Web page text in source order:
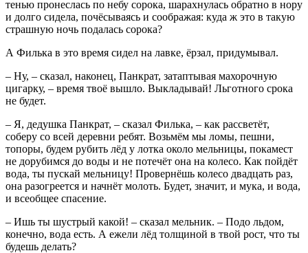
тенью пронеслась по небу сорока, шарахнулась обратно в нору
и долго сидела, почёсываясь и соображая: куда ж это в такую
страшную ночь подалась сорока?
А Филька в это время сидел на лавке, ёрзал, придумывал.
– Ну, – сказал, наконец, Панкрат, затаптывая махорочную
цигарку, – время твоё вышло. Выкладывай! Льготного срока
не будет.
– Я, дедушка Панкрат, – сказал Филька, – как рассветёт,
соберу со всей деревни ребят. Возьмём мы ломы, пешни,
топоры, будем рубить лёд у лотка около мельницы, покамест
не дорубимся до воды и не потечёт она на колесо. Как пойдёт
вода, ты пускай мельницу! Провернёшь колесо двадцать раз,
она разогреется и начнёт молоть. Будет, значит, и мука, и вода,
и всеобщее спасение.
– Ишь ты шустрый какой! – сказал мельник. – Подо льдом,
конечно, вода есть. А ежели лёд толщиной в твой рост, что ты
будешь делать?